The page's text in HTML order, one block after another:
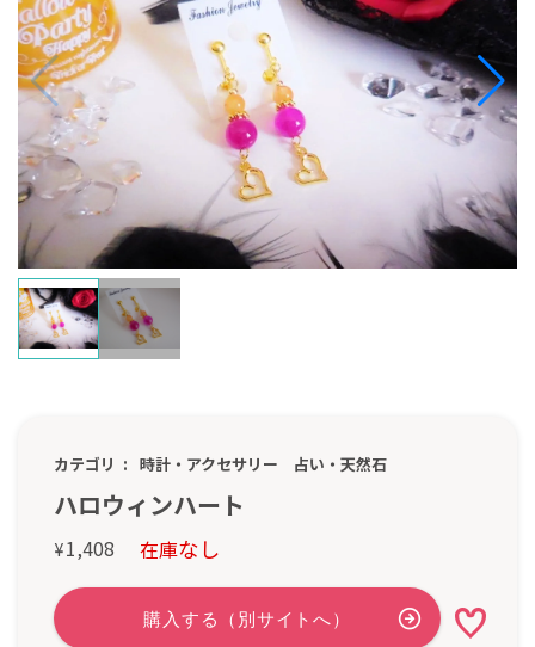
カテゴリ 時計・アクセサリー 占い・天然石
ハロウィンハート
¥1,408 在庫なし